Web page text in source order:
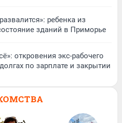
ребенка из
зданий в Приморье
откровения экс-рабочего
по зарплате и закрытии